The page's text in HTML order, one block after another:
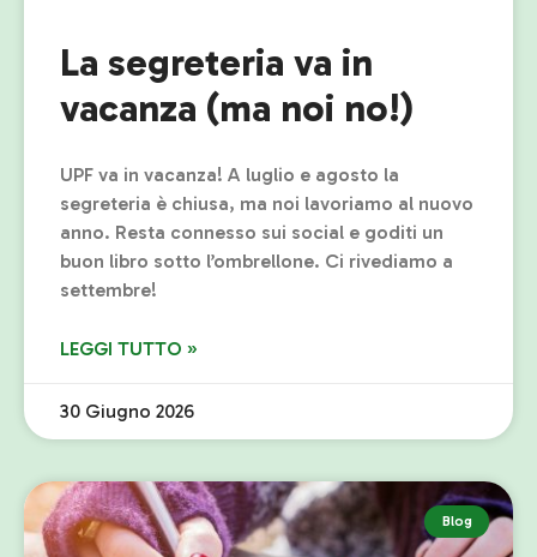
La segreteria va in
vacanza (ma noi no!)
UPF va in vacanza! A luglio e agosto la
segreteria è chiusa, ma noi lavoriamo al nuovo
anno. Resta connesso sui social e goditi un
buon libro sotto l’ombrellone. Ci rivediamo a
settembre!
LEGGI TUTTO »
30 Giugno 2026
Blog